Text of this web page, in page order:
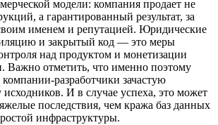
модели: компания продает не
а гарантированный результат, за
именем и репутацией. Юридические
и закрытый код — это меры
над продуктом и монетизации
Важно отметить, что именно поэтому
компании-разработчики зачастую
И в случае успеха, это может
последствия, чем кража баз данных
инфраструктуры.